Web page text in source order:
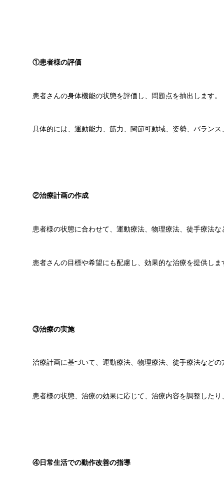
①患者様の評価
患者さんの身体機能の状態を評価し、問題点を抽出します。
具体的には、運動能力、筋力、関節可動域、姿勢、バラン
②治療計画の作成
患者様の状態に合わせて、運動療法、物理療法、徒手療法
患者さんの目標や希望にも配慮し、効果的な治療を提供しま
③治療の実施
治療計画に基づいて、運動療法、物理療法、徒手療法など
患者様の状態、治療の効果に応じて、治療内容を調整した
④日常生活での動作改善の指導